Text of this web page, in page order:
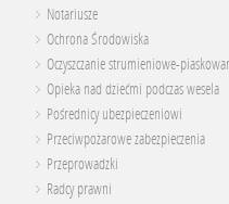
Notariusze
Ochrona Środowiska
Oczyszczanie strumieniowe-
Opieka nad dziećmi podczas wesela
Pośrednicy ubezpieczeniowi
Przeciwpożarowe zabezpieczenia
Przeprowadzki
Radcy prawni